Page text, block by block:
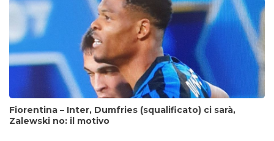
Fiorentina – Inter, Dumfries (squalificato) ci sarà,
Zalewski no: il motivo